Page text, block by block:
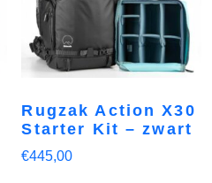
Rugzak Action X30
Starter Kit – zwart
€445,00